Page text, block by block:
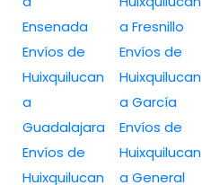
Ensenada
Envíos de
Huixquilucan
a
Guadalajara
Envíos de
Huixquilucan
a Fresnillo
Envíos de
Huixquilucan
a García
Envíos de
Huixquilucan
a General